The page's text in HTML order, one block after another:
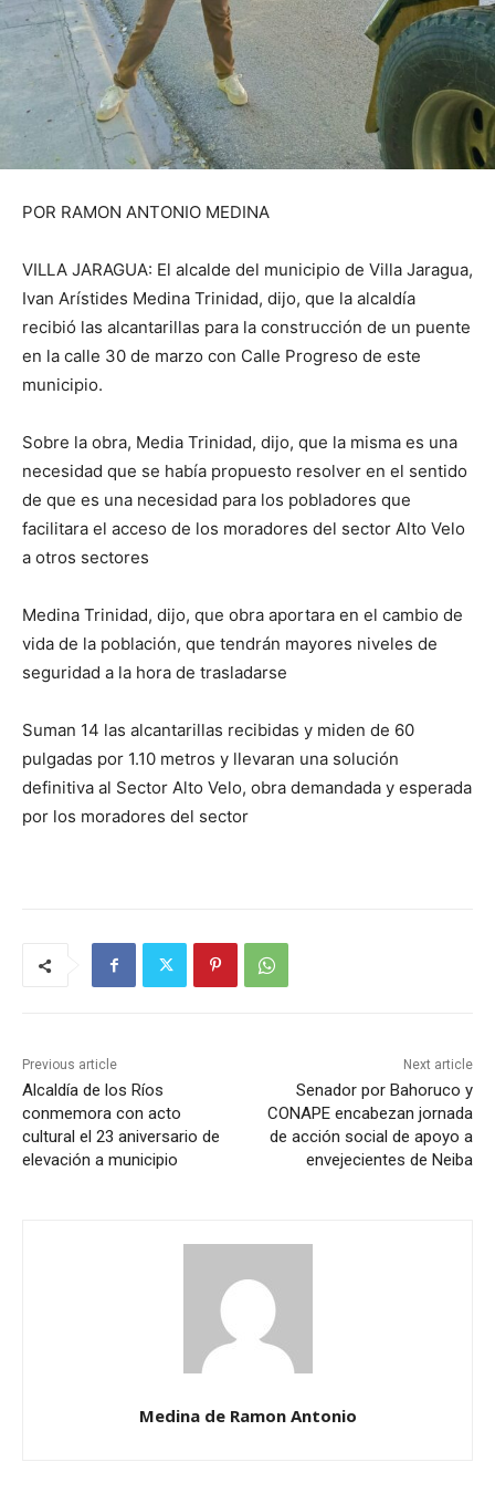
POR RAMON ANTONIO MEDINA
VILLA JARAGUA: El alcalde del municipio de Villa Jaragua,
Ivan Arístides Medina Trinidad, dijo, que la alcaldía
recibió las alcantarillas para la construcción de un puente
en la calle 30 de marzo con Calle Progreso de este
municipio.
Sobre la obra, Media Trinidad, dijo, que la misma es una
necesidad que se había propuesto resolver en el sentido
de que es una necesidad para los pobladores que
facilitara el acceso de los moradores del sector Alto Velo
a otros sectores
Medina Trinidad, dijo, que obra aportara en el cambio de
vida de la población, que tendrán mayores niveles de
seguridad a la hora de trasladarse
Suman 14 las alcantarillas recibidas y miden de 60
pulgadas por 1.10 metros y llevaran una solución
definitiva al Sector Alto Velo, obra demandada y esperada
por los moradores del sector
Previous article
Alcaldía de los Ríos
conmemora con acto
cultural el 23 aniversario de
elevación a municipio
Next article
Senador por Bahoruco y
CONAPE encabezan jornada
de acción social de apoyo a
envejecientes de Neiba
Medina de Ramon Antonio